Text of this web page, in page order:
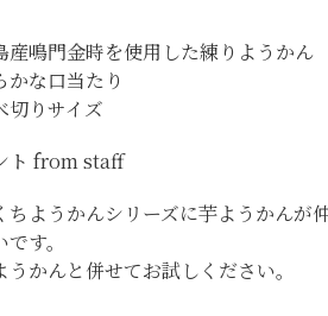
鳴門金時を使用した練りようかん
な口当たり
りサイズ
ト from staff
ちようかんシリーズに芋ようかんが
す。
うかんと併せてお試しください。